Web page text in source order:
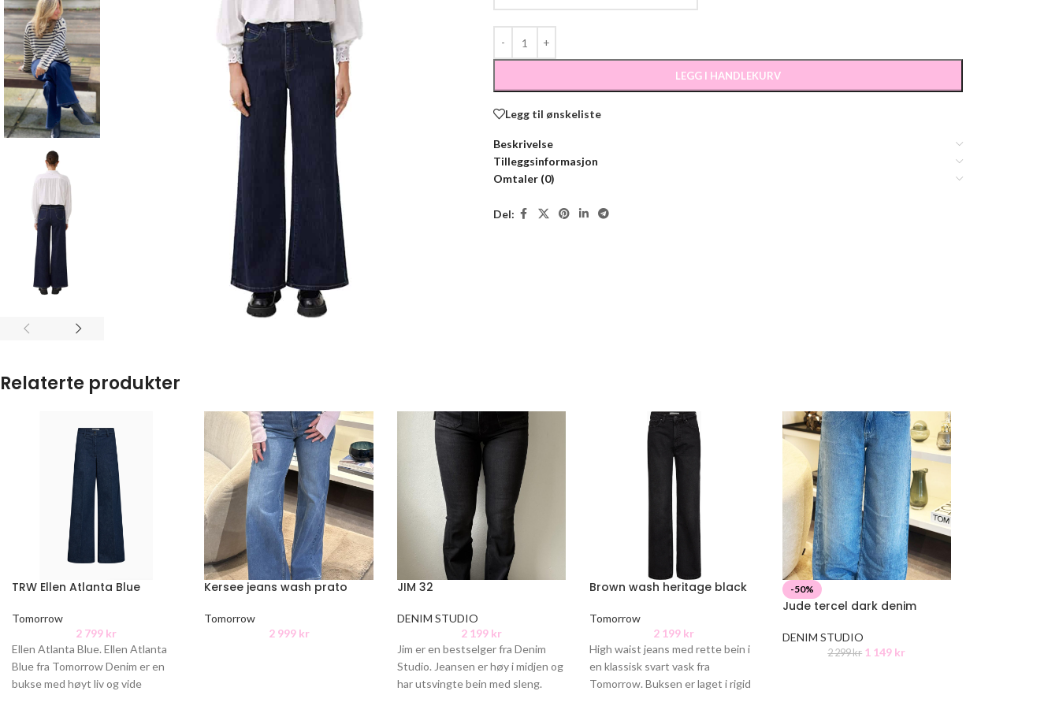
LEGG I HANDLEKURV
Legg til ønskeliste
Beskrivelse
Tilleggsinformasjon
Omtaler (0)
Del:
Relaterte produkter
TRW Ellen Atlanta Blue
Tomorrow
2 799 kr
Ellen Atlanta Blue. Ellen Atlanta
Blue fra Tomorrow Denim er en
bukse med høyt liv og vide
Kersee jeans wash prato
Tomorrow
2 999 kr
JIM 32
DENIM STUDIO
2 199 kr
Jim er en bestselger fra Denim
Studio. Jeansen er høy i midjen og
har utsvingte bein med sleng.
Brown wash heritage black
Tomorrow
2 199 kr
High waist jeans med rette bein i
en klassisk svart vask fra
Tomorrow. Buksen er laget i rigid
-50%
Jude tercel dark denim
DENIM STUDIO
2 299kr 1 149 kr